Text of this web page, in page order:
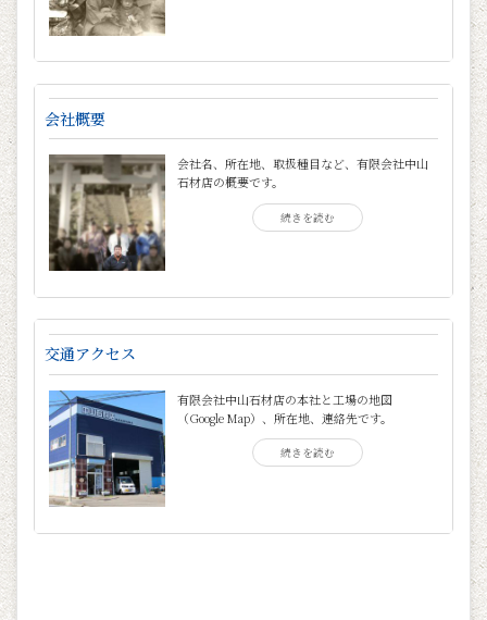
会社概要
会社名、所在地、取扱種目など、有限会社中山
石材店の概要です。
続きを読む
交通アクセス
有限会社中山石材店の本社と工場の地図
（Google Map）、所在地、連絡先です。
続きを読む